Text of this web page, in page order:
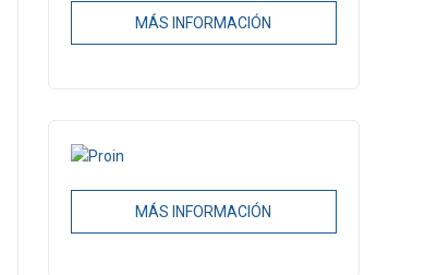
MÁS INFORMACIÓN
MÁS INFORMACIÓN